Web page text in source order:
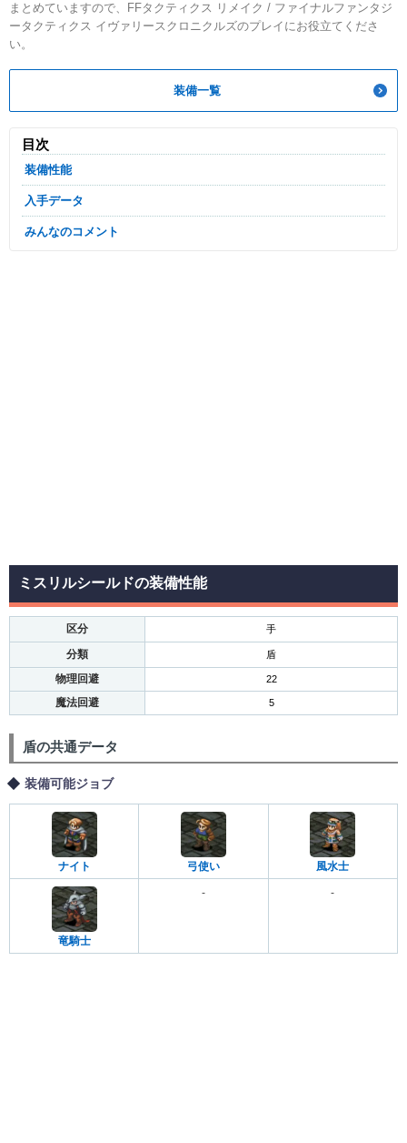
まとめていますので、FFタクティクス リメイク / ファイナルファンタジ
ータクティクス イヴァリースクロニクルズのプレイにお役立てくださ
い。
装備一覧
目次
装備性能
入手データ
みんなのコメント
ミスリルシールドの装備性能
区分 手
分類 盾
物理回避 22
魔法回避 5
盾の共通データ
装備可能ジョブ
ナイト 弓使い 風水士
竜騎士
- -